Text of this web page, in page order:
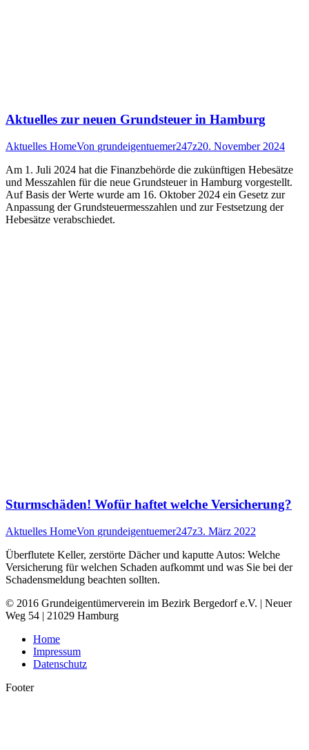
Aktuelles zur neuen Grundsteuer in Hamburg
Aktuelles HomeVon grundeigentuemer247z20. November 2024
Am 1. Juli 2024 hat die Finanzbehörde die zukünftigen Hebesätze
und Messzahlen für die neue Grundsteuer in Hamburg vorgestellt.
Auf Basis der Werte wurde am 16. Oktober 2024 ein Gesetz zur
Anpassung der Grundsteuermesszahlen und zur Festsetzung der
Hebesätze verabschiedet.
Sturmschäden! Wofür haftet welche Versicherung?
Aktuelles HomeVon grundeigentuemer247z3. März 2022
Überflutete Keller, zerstörte Dächer und kaputte Autos: Welche
Versicherung für welchen Schaden aufkommt und was Sie bei der
Schadensmeldung beachten sollten.
© 2016 Grundeigentümerverein im Bezirk Bergedorf e.V. | Neuer
Weg 54 | 21029 Hamburg
Home
Impressum
Datenschutz
Footer